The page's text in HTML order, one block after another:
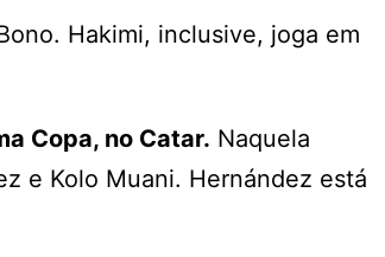
Hakimi, inclusive, joga em
Copa, no Catar. Naquela
e Kolo Muani. Hernández está